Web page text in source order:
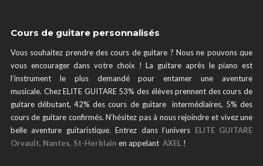
Cours de guitare personnalisés
Vous souhaitez prendre des cours de guitare ? Nous ne pouvons que
vous encourager dans votre choix ! La guitare après le piano est
l’instrument le plus demandé pour entamer une aventure
musicale. Chez ELITE GUITARE 53% des élèves prennent des cours de
guitare débutant, 42% des cours de guitare intermédiaires, 5% des
cours de guitare confirmés. N’hésitez pas à nous rejoindre et vivez une
belle aventure guitaristique. Entrez dans l’univers ELITE GUITARE
Orvault, Nantes, St-Herblain en appelant AXEL !